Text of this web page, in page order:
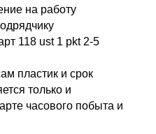
на работу
118 ust 1 pkt 2-5
пластик и срок
только и
часового побыта и